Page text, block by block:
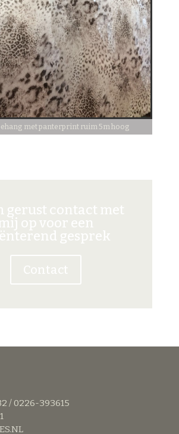
met panterprint ruim 5m hoog
gerust contact met
op voor een
gesprek
Contact
/ 0226-393615